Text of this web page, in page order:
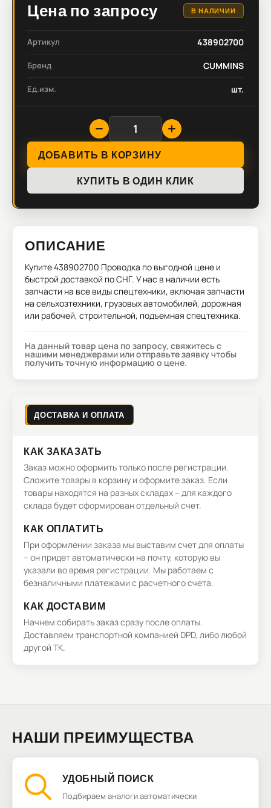
Цена по запросу В НАЛИЧИИ
Артикул 438902700
Бренд CUMMINS
Ед.изм. шт.
ДОБАВИТЬ В КОРЗИНУ
КУПИТЬ В ОДИН КЛИК
ОПИСАНИЕ
Купите438902700 Проводка по выгодной цене и
быстрой доставкой по СНГ. У нас в наличии есть
запчасти на все виды спецтехники, включая запчасти
на сельхозтехники, грузовых автомобилей, дорожная
или рабочей, строительной, подъемная спецтехника.
На данный товар цена по запросу, свяжитесь с
нашими менеджерами или отправьте заявку чтобы
получить точную информацию о цене.
ДОСТАВКА И ОПЛАТА
КАК ЗАКАЗАТЬ
Заказ можно оформить только после регистрации.
Сложите товары в корзину и оформите заказ. Если
товары находятся на разных складах – для каждого
склада будет сформирован отдельный счет.
КАК ОПЛАТИТЬ
При оформлении заказа мы выставим счет для оплаты
– он придет автоматически на почту, которую вы
указали во время регистрации. Мы работаем с
безналичными платежами с расчетного счета.
КАК ДОСТАВИМ
Начнем собирать заказ сразу после оплаты.
Доставляем транспортной компанией DPD, либо любой
другой ТК.
НАШИ ПРЕИМУЩЕСТВА
УДОБНЫЙ ПОИСК
Подбираем аналоги автоматически